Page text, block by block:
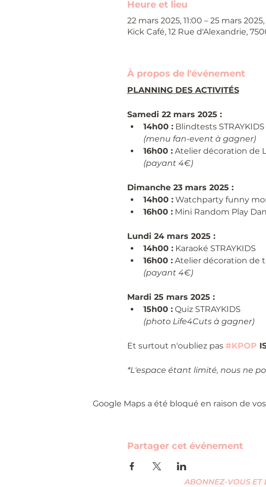
Heure et lieu
22 mars 2025, 11:00 – 25 mars 2025,
Kick Café, 12 Rue d'Alexandrie,
À propos de l'événement
PLANNING DES ACTIVITÉS
Samedi 22 mars 2025 :
14h00 : Blindtests STRAYKIDS
(menu fan-event à gagner)
16h00 : Atelier décoration de
(payant 4€)
Dimanche 23 mars 2025 :
14h00 : Watchparty funny
16h00 : Mini Random Play
Lundi 24 mars 2025 :
14h00 : Karaoké STRAYKIDS
16h00 : Atelier décoration de
(payant 4€)
Mardi 25 mars 2025 :
15h00 : Quiz STRAYKIDS
(photo Life4Cuts à gagner)
Et surtout n'oubliez pas #KPOP
*L'espace étant limité, nous ne
Google Maps a été bloqué en raison de
Partager cet événement
ABONNEZ-VOUS ET